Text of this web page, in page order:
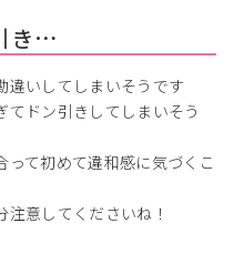
き…
違いしてしまいそうです
ドン引きしてしまいそう
て初めて違和感に気づくこ
意してくださいね！